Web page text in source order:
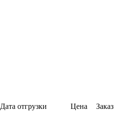
Дата отгрузки Цена
Заказ